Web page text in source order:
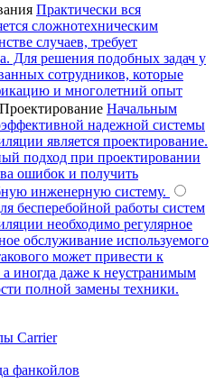
Практически вся
сложнотехническим
случаев, требует
Для решения подобных задач у
сотрудников, которые
и многолетний опыт
Проектирование Начальным
надежной системы
является проектирование.
подход при проектировании
ошибок и получить
инженерную систему.
бесперебойной работы систем
необходимо регулярное
обслуживание используемого
может привести к
иногда даже к неустранимым
полной замены техники.
Carrier
фанкойлов